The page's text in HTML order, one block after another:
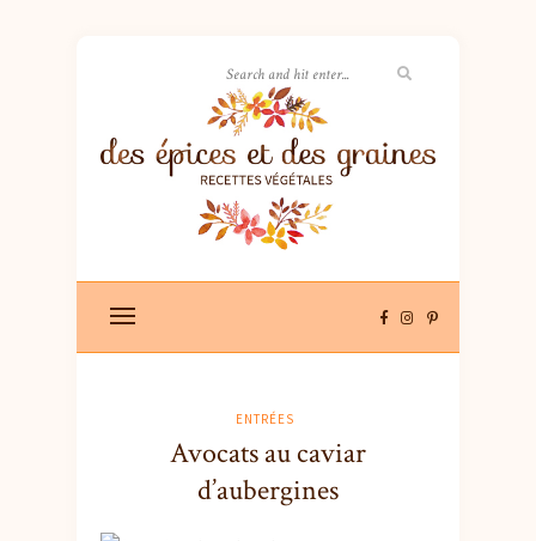
ENTRÉES
Avocats au caviar
d’aubergines